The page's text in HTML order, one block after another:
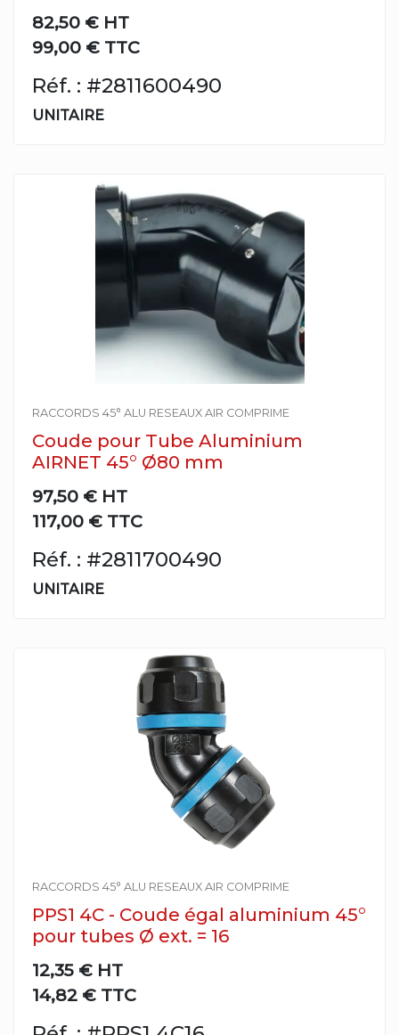
82,50 € HT
99,00 € TTC
Réf. : #2811600490
UNITAIRE
RACCORDS 45° ALU RESEAUX AIR COMPRIME
Coude pour Tube Aluminium
AIRNET 45° Ø80 mm
97,50 € HT
117,00 € TTC
Réf. : #2811700490
UNITAIRE
RACCORDS 45° ALU RESEAUX AIR COMPRIME
PPS1 4C - Coude égal aluminium 45°
pour tubes Ø ext. = 16
12,35 € HT
14,82 € TTC